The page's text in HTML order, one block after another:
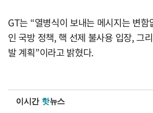
GT는 “열병식이 보내는 메시지는 변함
인 국방 정책, 핵 선제 불사용 입장, 그
발 계획”이라고 밝혔다.
이시간 핫뉴스